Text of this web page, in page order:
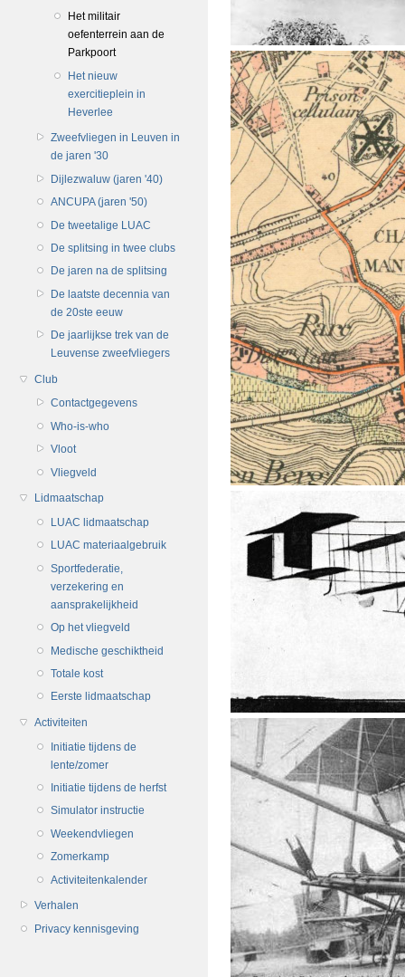
Het militair
oefenterrein aan de
Parkpoort
Het nieuw
exercitieplein in
Heverlee
Zweefvliegen in Leuven in
de jaren '30
Dijlezwaluw (jaren '40)
ANCUPA (jaren '50)
De tweetalige LUAC
De splitsing in twee clubs
De jaren na de splitsing
De laatste decennia van
de 20ste eeuw
De jaarlijkse trek van de
Leuvense zweefvliegers
Club
Contactgegevens
Who-is-who
Vloot
Vliegveld
Lidmaatschap
LUAC lidmaatschap
LUAC materiaalgebruik
Sportfederatie,
verzekering en
aansprakelijkheid
Op het vliegveld
Medische geschiktheid
Totale kost
Eerste lidmaatschap
Activiteiten
Initiatie tijdens de
lente/zomer
Initiatie tijdens de herfst
Simulator instructie
Weekendvliegen
Zomerkamp
Activiteitenkalender
Verhalen
Privacy kennisgeving